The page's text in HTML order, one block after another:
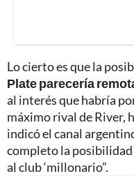
Lo cierto es que la
Plate parecería
al interés que habría
máximo rival de River,
indicó el canal
completo la posibilidad
al club ‘millonario”.